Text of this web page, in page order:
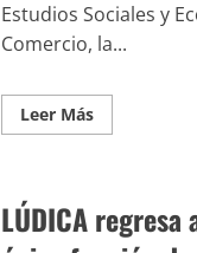
Estudios Sociales y
Comercio, la...
Leer Más
LÚDICA